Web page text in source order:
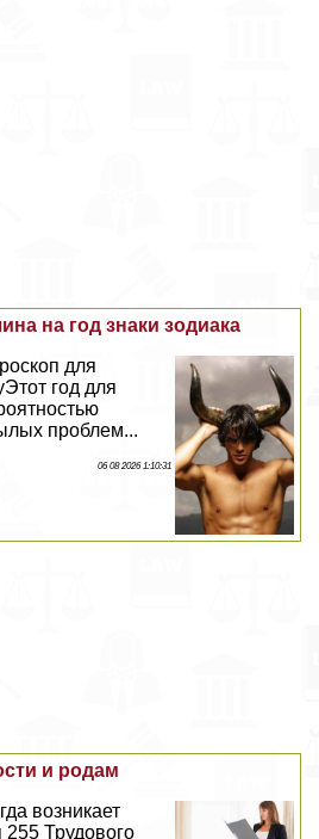
на год знаки зодиака
для
год для
проблем...
06 08 2026 1:10:31
и родам
возникает
255 Трудового